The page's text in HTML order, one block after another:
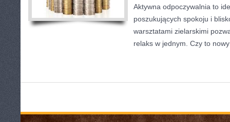
Aktywna odpoczywalnia to
poszukujących spokoju i
warsztatami zielarskimi
relaks w jednym. Czy to